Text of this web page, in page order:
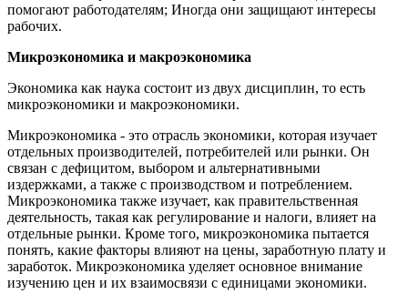
помогают работодателям; Иногда они защищают интересы
рабочих.
Микроэкономика и макроэкономика
Экономика как наука состоит из двух дисциплин, то есть
микроэкономики и макроэкономики.
Микроэкономика - это отрасль экономики, которая изучает
отдельных производителей, потребителей или рынки. Он
связан с дефицитом, выбором и альтернативными
издержками, а также с производством и потреблением.
Микроэкономика также изучает, как правительственная
деятельность, такая как регулирование и налоги, влияет на
отдельные рынки. Кроме того, микроэкономика пытается
понять, какие факторы влияют на цены, заработную плату и
заработок. Микроэкономика уделяет основное внимание
изучению цен и их взаимосвязи с единицами экономики.